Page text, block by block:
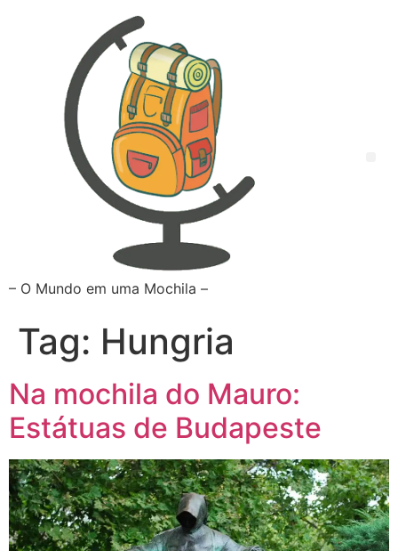
– O Mundo em uma Mochila –
Tag: Hungria
Na mochila do Mauro:
Estátuas de Budapeste